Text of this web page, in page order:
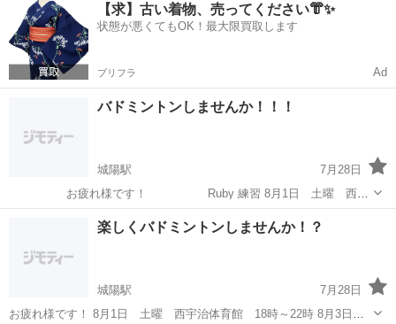
【求】古い着物、売ってください👘✨
状態が悪くてもOK！最大限買取します
プリフラ Ad
バドミントンしませんか！！！
城陽駅
7月28日
お疲れ様です！ Ruby 練習 8月1日 土曜 西宇
治体育館 18時～22時 8月3日 月曜 黄檗体育館 18時～22時 8月
5日 水曜 西宇治体育館 18時～22時 8月7日 金曜 黄檗...
城陽市 城陽駅 バドミントン
楽しくバドミントンしませんか！？
城陽駅
7月28日
お疲れ様です！ 8月1日 土曜 西宇治体育館 18時～22時 8月3日